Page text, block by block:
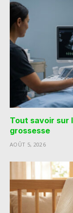
Tout savoir sur
grossesse
AOÛT 5, 2026